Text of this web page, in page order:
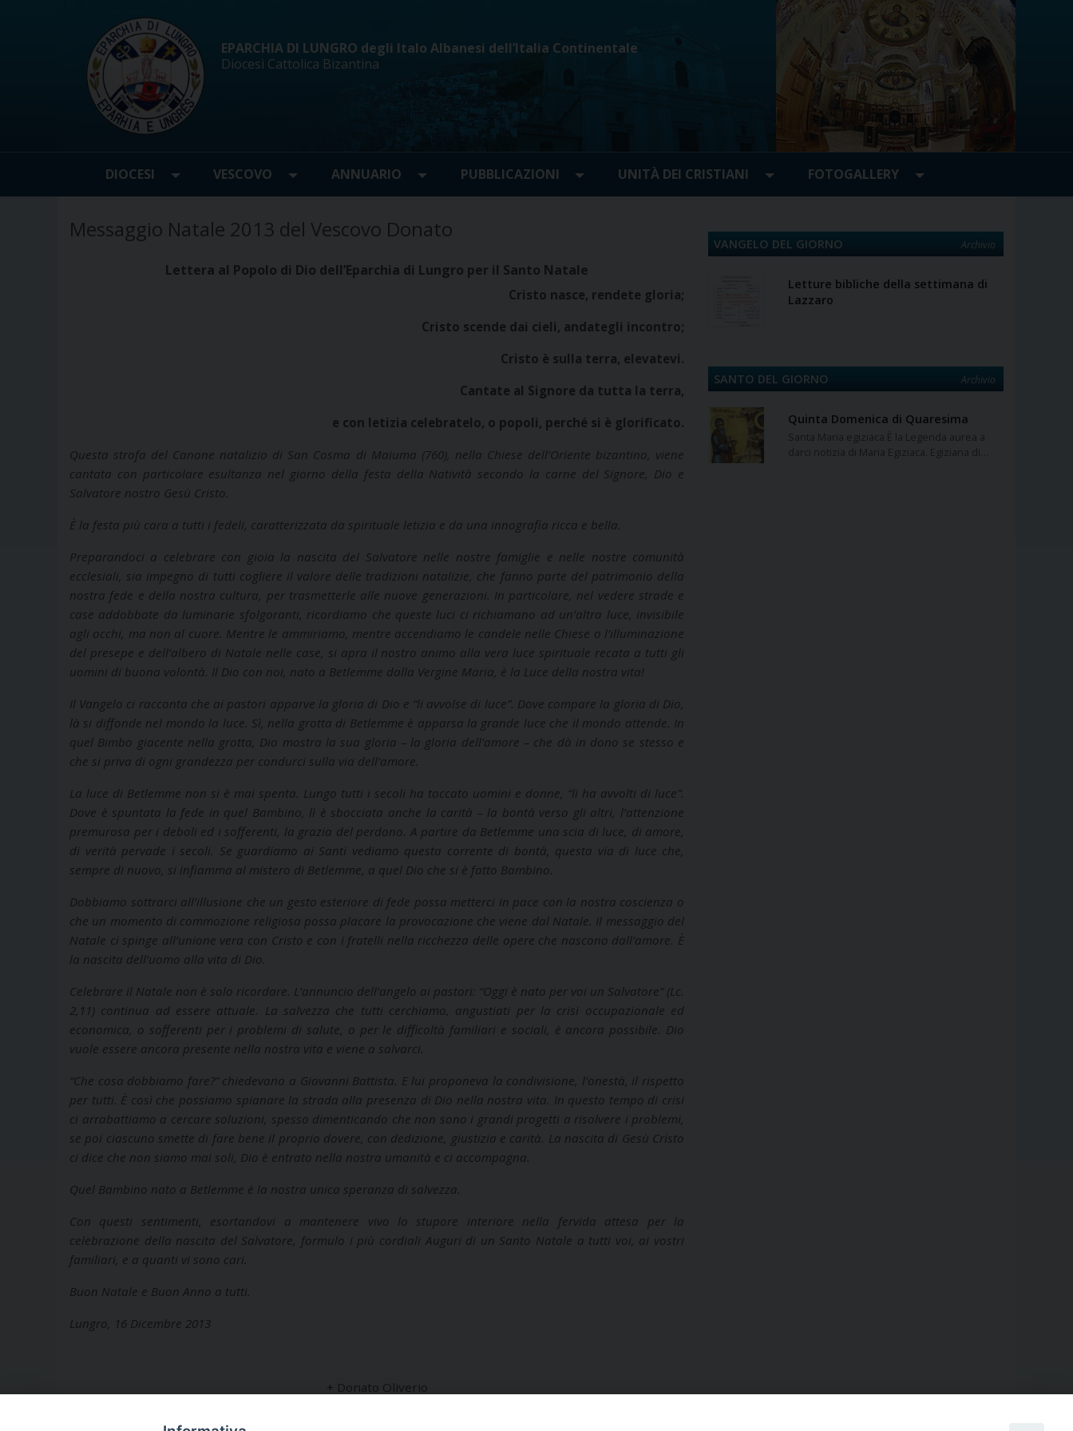
EPARCHIA DI LUNGRO degli Italo Albanesi dell’Italia Continentale
Diocesi Cattolica Bizantina
DIOCESI VESCOVO ANNUARIO PUBBLICAZIONI UNITÀ DEI CRISTIANI FOTOGALLERY
Messaggio Natale 2013 del Vescovo Donato
Lettera al Popolo di Dio dell’Eparchia di Lungro per il Santo Natale
Cristo nasce, rendete gloria;
Cristo scende dai cieli, andategli incontro;
Cristo è sulla terra, elevatevi.
Cantate al Signore da tutta la terra,
e con letizia celebratelo, o popoli, perché si è glorificato.
Questa strofa del Canone natalizio di San Cosma di Maiuma (760), nella Chiese dell’Oriente bizantino, viene
cantata con particolare esultanza nel giorno della festa della Natività secondo la carne del Signore, Dio e
Salvatore nostro Gesù Cristo.
È la festa più cara a tutti i fedeli, caratterizzata da spirituale letizia e da una innografia ricca e bella.
Preparandoci a celebrare con gioia la nascita del Salvatore nelle nostre famiglie e nelle nostre comunità
ecclesiali, sia impegno di tutti cogliere il valore delle tradizioni natalizie, che fanno parte del patrimonio della
nostra fede e della nostra cultura, per trasmetterle alle nuove generazioni. In particolare, nel vedere strade e
case addobbate da luminarie sfolgoranti, ricordiamo che queste luci ci richiamano ad un’altra luce, invisibile
agli occhi, ma non al cuore. Mentre le ammiriamo, mentre accendiamo le candele nelle Chiese o l’illuminazione
del presepe e dell’albero di Natale nelle case, si apra il nostro animo alla vera luce spirituale recata a tutti gli
uomini di buona volontà. Il Dio con noi, nato a Betlemme dalla Vergine Maria, è la Luce della nostra vita!
Il Vangelo ci racconta che ai pastori apparve la gloria di Dio e “li avvolse di luce”. Dove compare la gloria di Dio,
là si diffonde nel mondo la luce. Sì, nella grotta di Betlemme è apparsa la grande luce che il mondo attende. In
quel Bimbo giacente nella grotta, Dio mostra la sua gloria – la gloria dell’amore – che dà in dono se stesso e
che si priva di ogni grandezza per condurci sulla via dell’amore.
La luce di Betlemme non si è mai spenta. Lungo tutti i secoli ha toccato uomini e donne, “li ha avvolti di luce”.
Dove è spuntata la fede in quel Bambino, lì è sbocciata anche la carità – la bontà verso gli altri, l’attenzione
premurosa per i deboli ed i sofferenti, la grazia del perdono. A partire da Betlemme una scia di luce, di amore,
di verità pervade i secoli. Se guardiamo ai Santi vediamo questa corrente di bontà, questa via di luce che,
sempre di nuovo, si infiamma al mistero di Betlemme, a quel Dio che si è fatto Bambino.
Dobbiamo sottrarci all’illusione che un gesto esteriore di fede possa metterci in pace con la nostra coscienza o
che un momento di commozione religiosa possa placare la provocazione che viene dal Natale. Il messaggio del
Natale ci spinge all’unione vera con Cristo e con i fratelli nella ricchezza delle opere che nascono dall’amore. È
la nascita dell’uomo alla vita di Dio.
Celebrare il Natale non è solo ricordare. L’annuncio dell’angelo ai pastori: “Oggi è nato per voi un Salvatore” (Lc.
2,11) continua ad essere attuale. La salvezza che tutti cerchiamo, angustiati per la crisi occupazionale ed
economica, o sofferenti per i problemi di salute, o per le difficoltà familiari e sociali, è ancora possibile. Dio
vuole essere ancora presente nella nostra vita e viene a salvarci.
“Che cosa dobbiamo fare?”chiedevano a Giovanni Battista. E lui proponeva la condivisione, l’onestà, il rispetto
per tutti. È così che possiamo spianare la strada alla presenza di Dio nella nostra vita. In questo tempo di crisi
ci arrabattiamo a cercare soluzioni, spesso dimenticando che non sono i grandi progetti a risolvere i problemi,
se poi ciascuno smette di fare bene il proprio dovere, con dedizione, giustizia e carità. La nascita di Gesù Cristo
ci dice che non siamo mai soli, Dio è entrato nella nostra umanità e ci accompagna.
Quel Bambino nato a Betlemme è la nostra unica speranza di salvezza.
Con questi sentimenti, esortandovi a mantenere vivo lo stupore interiore nella fervida attesa per la
celebrazione della nascita del Salvatore, formulo i più cordiali Auguri di un Santo Natale a tutti voi, ai vostri
familiari, e a quanti vi sono cari.
Buon Natale e Buon Anno a tutti.
Lungro, 16 Dicembre 2013
+ Donato Oliverio
VANGELO DEL GIORNO Archivio
Letture bibliche della settimana di
Lazzaro
SANTO DEL GIORNO Archivio
Quinta Domenica di Quaresima
Santa Maria egiziaca È la Legenda aurea a
darci notizia di Maria Egiziaca. Egiziana di…